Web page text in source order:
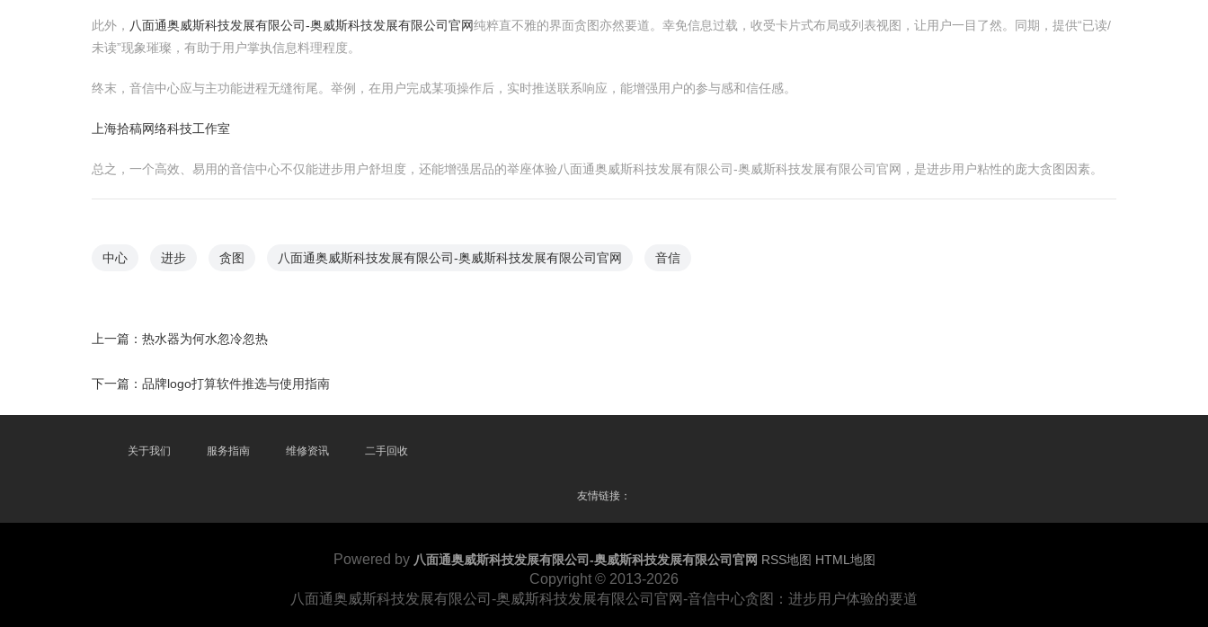
此外， 八面通奥威斯科技发展有限公司-奥威斯科技发展有限公司官网纯粹直不雅的界面贪图亦然要道。幸免信息过载，收受卡片式布局或列表视图，让用户一目了然。同期，提供“已读/
未读”现象璀璨，有助于用户掌执信息料理程度。
终末，音信中心应与主功能进程无缝衔尾。举例，在用户完成某项操作后，实时推送联系响应，能增强用户的参与感和信任感。
上海拾稿网络科技工作室
总之，一个高效、易用的音信中心不仅能进步用户舒坦度，还能增强居品的举座体验八面通奥威斯科技发展有限公司-奥威斯科技发展有限公司官网，是进步用户粘性的庞大贪图因素。
中心 进步 贪图 八面通奥威斯科技发展有限公司-奥威斯科技发展有限公司官网 音信
上一篇： 热水器为何水忽冷忽热
下一篇： 品牌logo打算软件推选与使用指南
关于我们 服务指南 维修资讯 二手回收
友情链接：
Powered by 八面通奥威斯科技发展有限公司-奥威斯科技发展有限公司官网 RSS地图 HTML地图
Copyright © 2013-2026
八面通奥威斯科技发展有限公司-奥威斯科技发展有限公司官网-音信中心贪图：进步用户体验的要道